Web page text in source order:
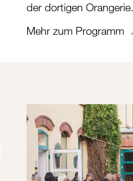
der dortigen Orangerie.
Mehr zum Programm